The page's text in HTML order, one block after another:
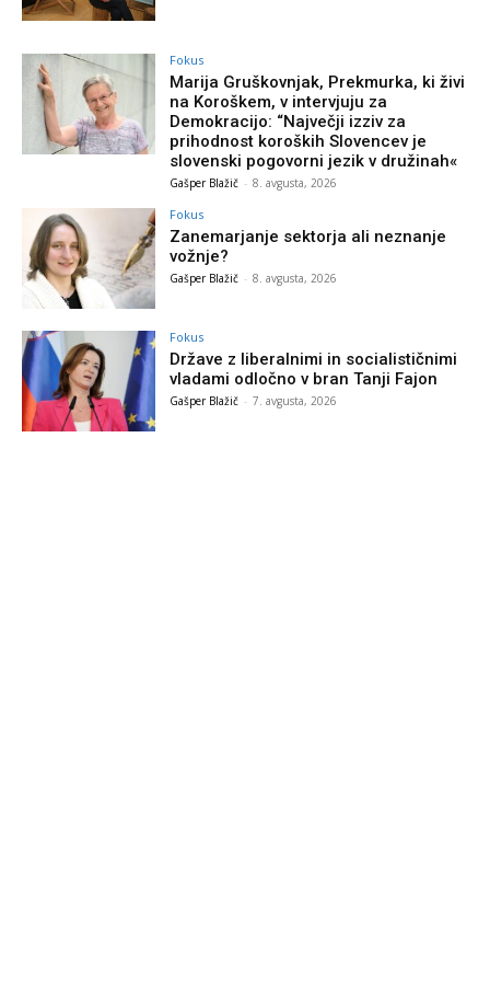
Fokus
Marija Gruškovnjak, Prekmurka, ki živi
na Koroškem, v intervjuju za
Demokracijo: “Največji izziv za
prihodnost koroških Slovencev je
slovenski pogovorni jezik v družinah«
Gašper Blažič - 8. avgusta, 2026
Fokus
Zanemarjanje sektorja ali neznanje
vožnje?
Gašper Blažič - 8. avgusta, 2026
Fokus
Države z liberalnimi in socialističnimi
vladami odločno v bran Tanji Fajon
Gašper Blažič - 7. avgusta, 2026